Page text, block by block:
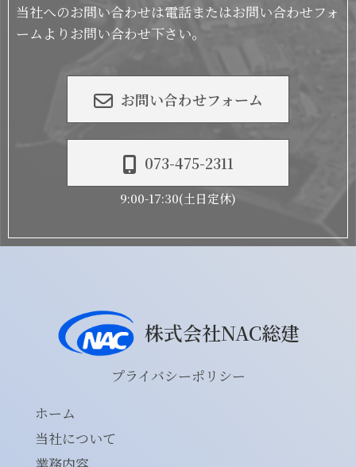
当社へのお問い合わせは電話またはお問い合わせフォ
ームよりお問い合わせ下さい。
お問い合わせフォーム
073-475-2311
9:00-17:30(土日定休)
株式会社NAC総建
プライバシーポリシー
ホーム
当社について